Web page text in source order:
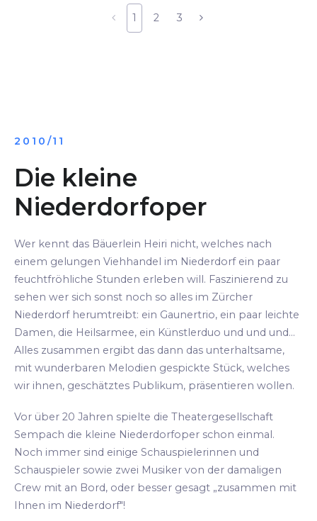
1 2 3
2010/11
Die kleine
Niederdorfoper
Wer kennt das Bäuerlein Heiri nicht, welches nach
einem gelungen Viehhandel im Niederdorf ein paar
feuchtfröhliche Stunden erleben will. Faszinierend zu
sehen wer sich sonst noch so alles im Zürcher
Niederdorf herumtreibt: ein Gaunertrio, ein paar leichte
Damen, die Heilsarmee, ein Künstlerduo und und und...
Alles zusammen ergibt das dann das unterhaltsame,
mit wunderbaren Melodien gespickte Stück, welches
wir ihnen, geschätztes Publikum, präsentieren wollen.
Vor über 20 Jahren spielte die Theatergesellschaft
Sempach die kleine Niederdorfoper schon einmal.
Noch immer sind einige Schauspielerinnen und
Schauspieler sowie zwei Musiker von der damaligen
Crew mit an Bord, oder besser gesagt „zusammen mit
Ihnen im Niederdorf"!